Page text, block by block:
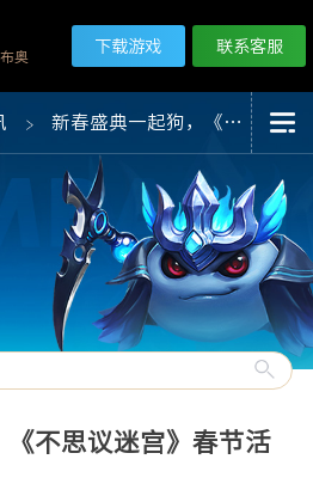
奥
下载游戏 联系客服
新春盛典一起狗，《不思议迷宫》春节活动大爆料
不思议迷宫》春节活